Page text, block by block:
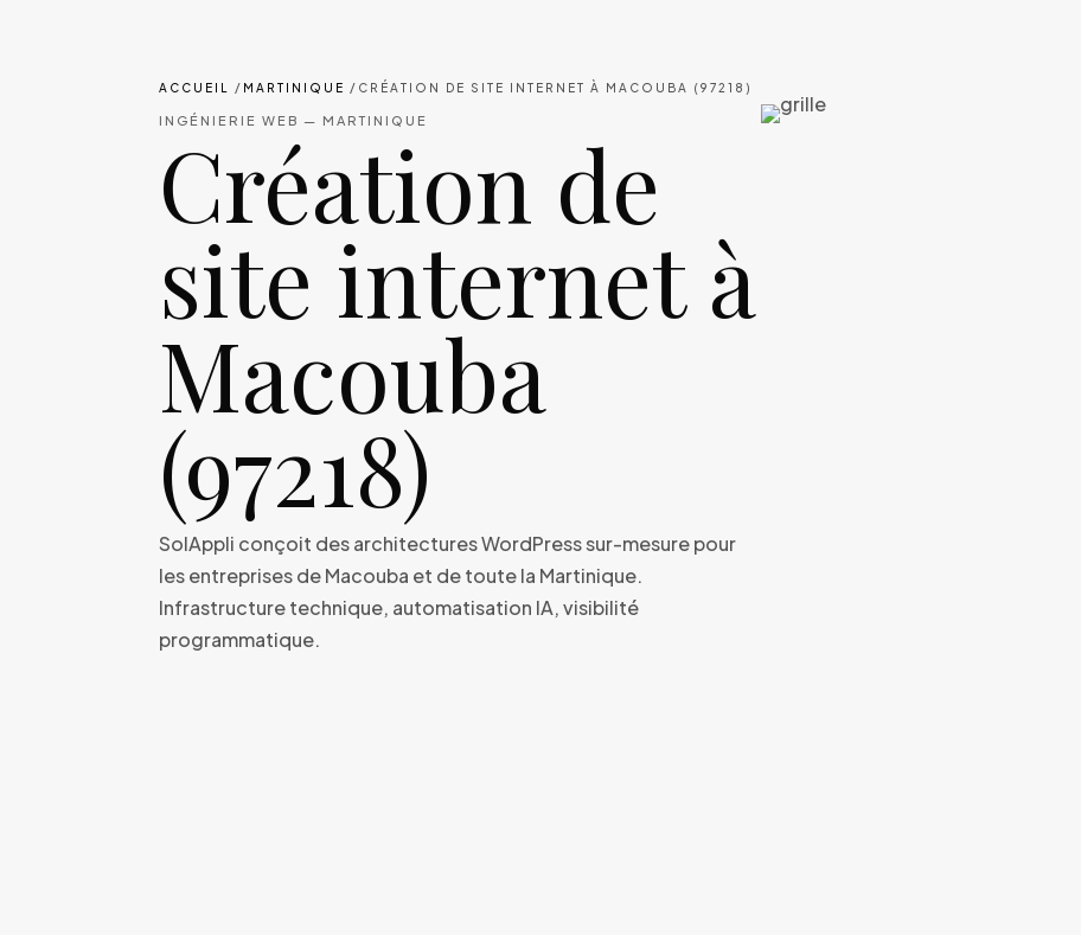
ACCUEIL / MARTINIQUE / CRÉATION DE SITE INTERNET À MACOUBA (97218)
INGÉNIERIE WEB — MARTINIQUE
Création de
site internet à
Macouba
(97218)
SolAppli conçoit des architectures WordPress sur-mesure pour
les entreprises de Macouba et de toute la Martinique.
Infrastructure technique, automatisation IA, visibilité
programmatique.